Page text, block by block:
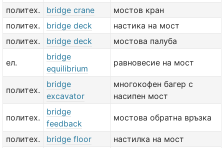
политех. bridge crane
мостов кран
политех.
bridge deck
настика на мост
политех.
bridge deck мостова палуба
ел.
bridge
equilibrium
равновесие на мост
политех.
bridge
excavator
многокофен багер с
насипен мост
политех.
bridge
feedback
мостова обратна връзка
политех. bridge floor настилка на мост